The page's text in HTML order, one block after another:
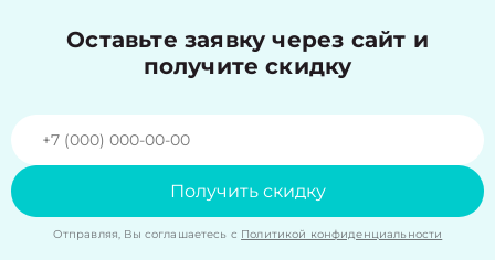
Оставьте заявку через сайт и
получите скидку
Получить скидку
Отправляя, Вы соглашаетесь с Политикой конфиденциальности